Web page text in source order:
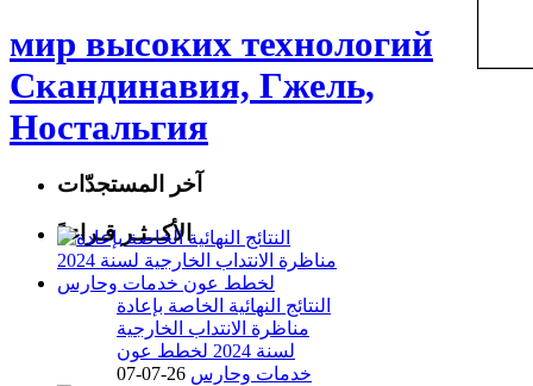
мир высоких технологий
Скандинавия, Гжель,
Ностальгия
آخر المستجدّات
الأكــثـر قـراءةً
النتائج النهائية الخاصة بإعادة
مناظرة الانتداب الخارجية
لسنة 2024 لخطط عون
خدمات وحارس 26-07-07